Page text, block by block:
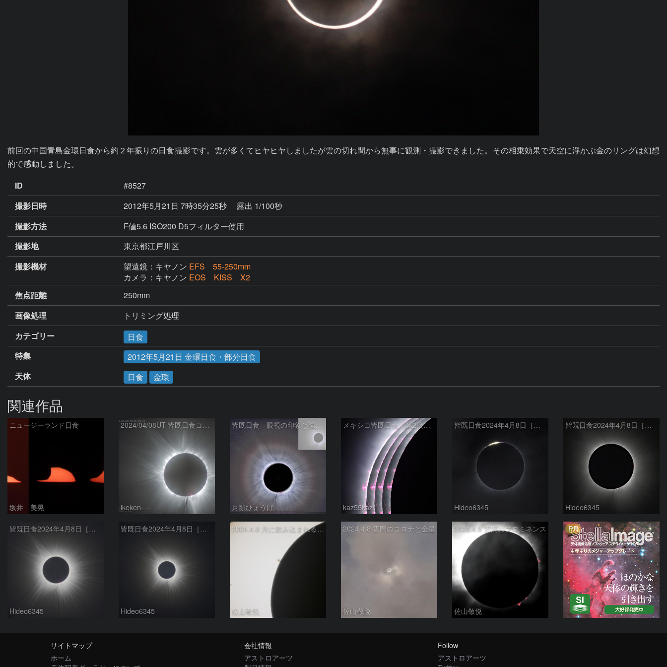
前回の中国青島金環日食から約２年振りの日食撮影です。雲が多くてヒヤヒヤしましたが雲の切れ間から無事に観測・撮影できました。その相乗効果で天空に浮かぶ金のリングは幻想
的で感動しました。
ID
#8527
撮影日時
2012年5月21日 7時35分25秒
露出 1/100秒
撮影方法
F値5.6 ISO200 D5フィルター使用
撮影地
東京都江戸川区
撮影機材
望遠鏡：キヤノン EFS 55-250mm
カメラ：キヤノン EOS KISS X2
焦点距離
250mm
画像処理
トリミング処理
カテゴリー
日食
特集
2012年5月21日 金環日食・部分日食
天体
日食 金環
関連作品
ニュージーランド日食
坂井 美晃
2024/04/08UT 皆既日食コロナ(HDR, R-USM)
ikeken
皆既日食 眼視の印象と強調 2024/04/09
月影ひょうげ
メキシコ皆既日食 第2接触時
kaz55kaz
皆既日食2024年4月8日［第２接触時のダイヤモンドリング］
Hideo6345
皆既日食2024年4月8日［内部コロナとプロミネンス］
Hideo6345
皆既日食2024年4月8日［外部コロナ f600mm］
Hideo6345
皆既日食2024年4月8日［外部コロナ f400mm］
Hideo6345
2024.4.8 月に飲み込まれる黒点
佐山敬悦
2024.4.8 雲間のコロナと金星
佐山敬悦
2024.4.8 雲間のプロミネンス
佐山敬悦
PR
サイトマップ
ホーム
会社情報
アストロアーツ
Follow
アストロアーツ